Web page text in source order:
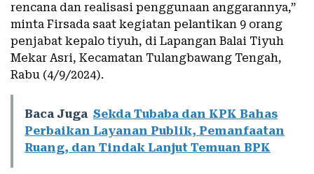
rencana dan realisasi penggunaan anggarannya,”
minta Firsada saat kegiatan pelantikan 9 orang
penjabat kepalo tiyuh, di Lapangan Balai Tiyuh
Mekar Asri, Kecamatan Tulangbawang Tengah,
Rabu (4/9/2024).
Baca Juga Sekda Tubaba dan KPK Bahas
Perbaikan Layanan Publik, Pemanfaatan
Ruang, dan Tindak Lanjut Temuan BPK